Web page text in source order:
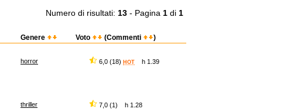
Numero di risultati: 13 - Pagina 1 di 1
Genere Voto (Commenti )
horror 6,0 (18) HOT h 1.39
thriller
7,0 (1) h 1.28